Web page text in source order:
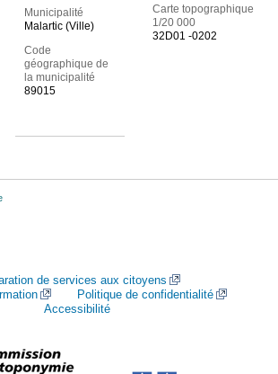
Municipalité
Malartic (Ville)
Code
géographique de
la municipalité
89015
Carte topographique
1/20 000
32D01 -0202
de services aux citoyens
Politique de confidentialité
Accessibilité